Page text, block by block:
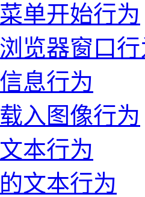
单开始行为
览器窗口
息行为
入图像行为
本行为
文本行为